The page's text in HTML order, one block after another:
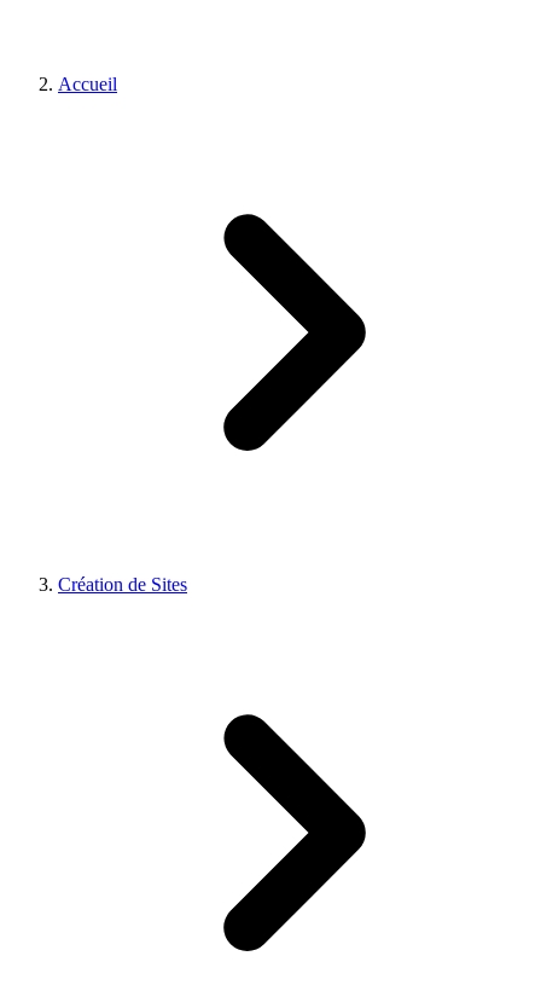
Accueil
Création de Sites